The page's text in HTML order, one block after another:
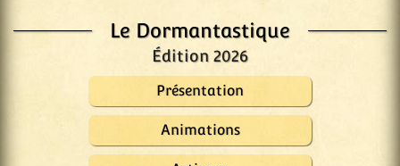
Le Dormantastique
Édition 2026
Présentation
Animations